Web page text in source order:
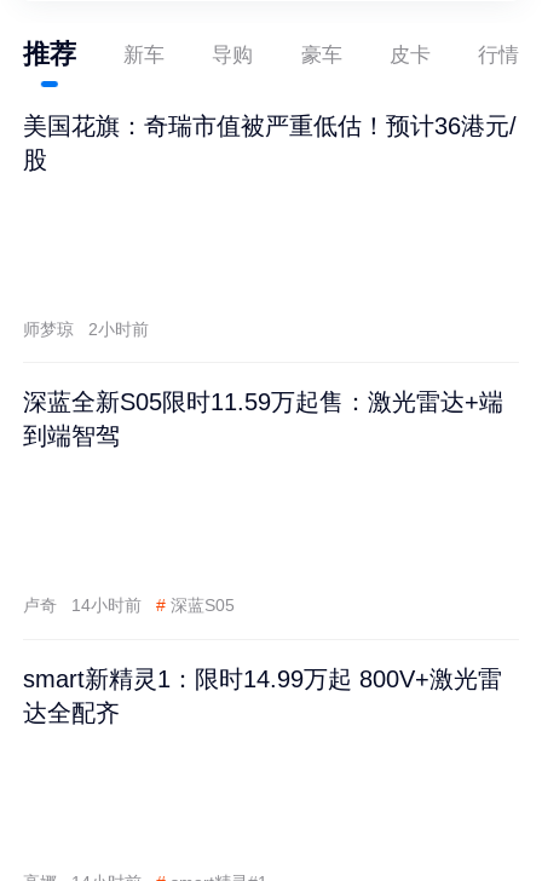
推荐 新车 导购 豪车 皮卡 行情
美国花旗：奇瑞市值被严重低估！预计36港元/
股
师梦琼 2小时前
深蓝全新S05限时11.59万起售：激光雷达+端
到端智驾
卢奇 14小时前 # 深蓝S05
smart新精灵1：限时14.99万起 800V+激光雷
达全配齐